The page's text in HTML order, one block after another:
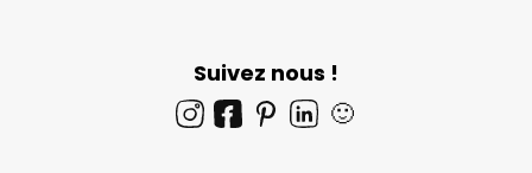
Suivez nous !
🙂